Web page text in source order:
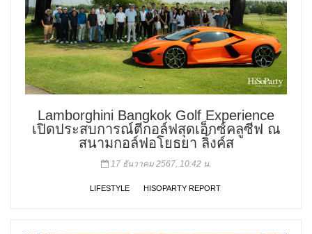
Lamborghini Bangkok Golf Experience
เปิดประสบการณ์ตีกอล์ฟสุดเอ็กซ์คลูซีฟ ณ
สนามกอล์ฟอโยธยา ลิ้งค์ส
17 ธันวาคม 2567, 10:42 น.
LIFESTYLE HISOPARTY REPORT